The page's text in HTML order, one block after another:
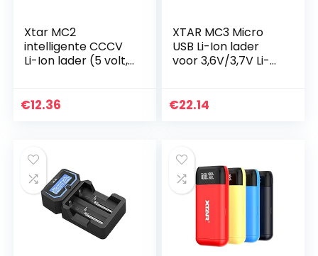
Xtar MC2
intelligente CCCV
Li-Ion lader (5 volt, 1
14500 tot 26650
€12.36
XTAR MC3 Micro
USB Li-Ion lader
voor 3,6V/3,7V Li-
17670 18350 18490
€22.14